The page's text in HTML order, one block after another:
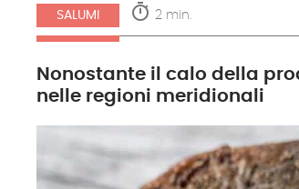
SALUMI timer 2 min.
Nonostante il calo della
nelle regioni meridionali